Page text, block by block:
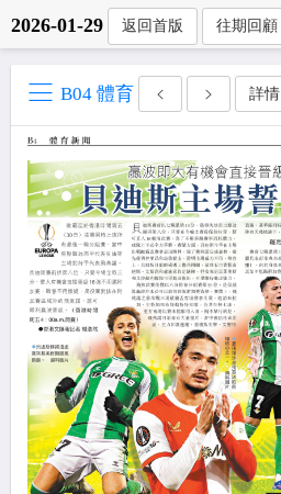
2026-01-29 返回首版 往期回顧
B04 體育 詳情